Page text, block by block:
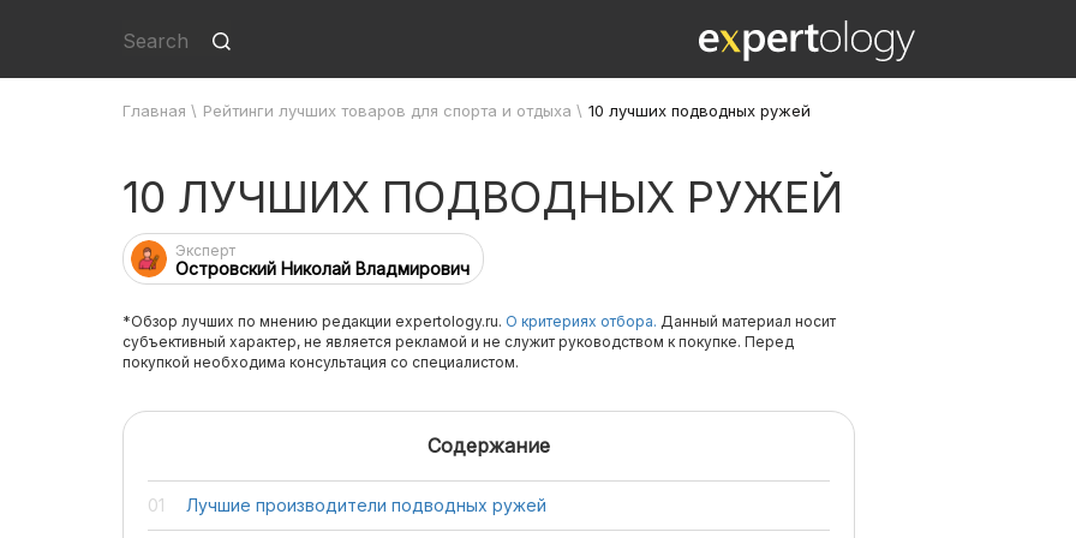
Главная \ Рейтинги лучших товаров для спорта и отдыха \ 10 лучших подводных ружей
10 ЛУЧШИХ ПОДВОДНЫХ РУЖЕЙ
Эксперт
Островский Николай Владмирович
*Обзор лучших по мнению редакции expertology.ru. О критериях отбора. Данный материал носит
субъективный характер, не является рекламой и не служит руководством к покупке. Перед
покупкой необходима консультация со специалистом.
Содержание
Лучшие производители подводных ружей